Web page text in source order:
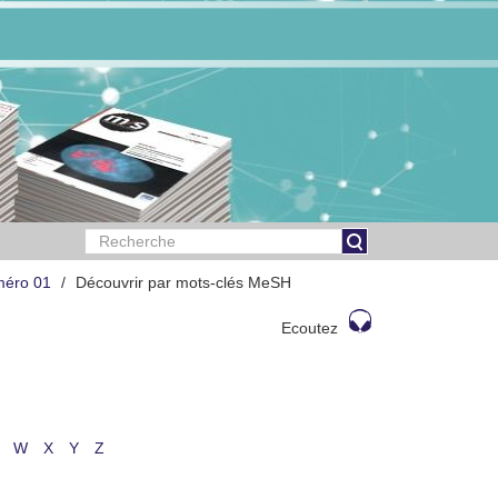
01 Découvrir par mots-clés MeSH
Ecoutez
W X Y Z